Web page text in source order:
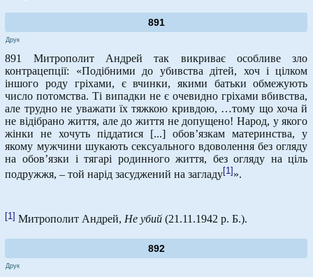
891
Друк
891 Митрополит Андрей так викриває особливе зло
контрацепції: «Подібними до убивства дітей, хоч і цілком
іншого роду гріхами, є вчинки, якими батьки обмежують
число потомства. Ті випадки не є очевидно гріхами вбивства,
але трудно не уважати їх тяжкою кривдою, …тому що хоча й
не відібрано життя, але до життя не допущено! Народ, у якого
жінки не хочуть піддатися [...] обов’язкам материнства, у
якому мужчини шукають сексуального вдоволення без огляду
на обов’язки і тягарі родинного життя, без огляду на ціль
подружжя, – той нарід засуджений на загладу[1] ».
[1] Митрополит Андрей,Не убий(21.11.1942 р. Б.).
892
Друк